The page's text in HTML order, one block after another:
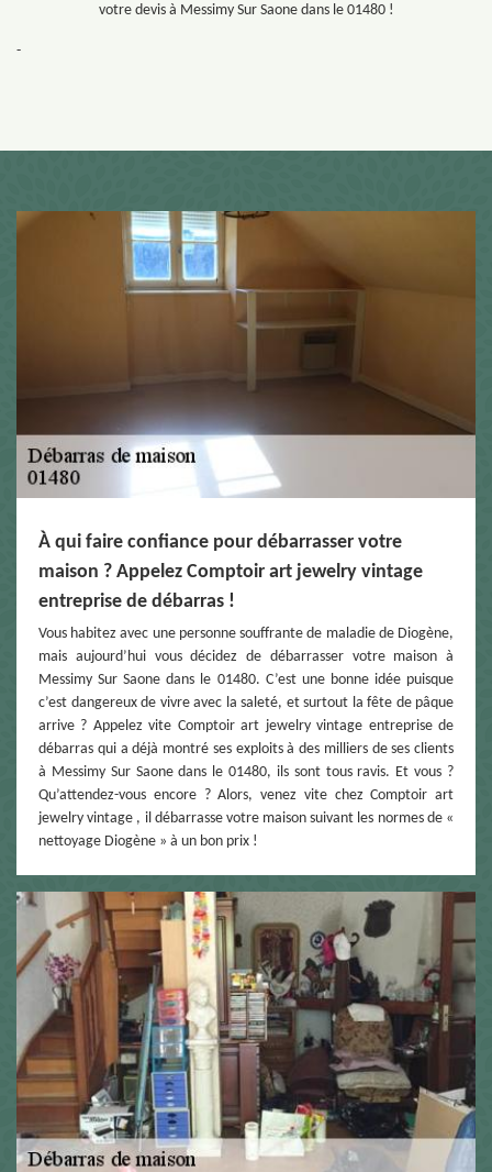
votre devis à Messimy Sur Saone dans le 01480 !
-
À qui faire confiance pour débarrasser votre
maison ? Appelez Comptoir art jewelry vintage
entreprise de débarras !
Vous habitez avec une personne souffrante de maladie de Diogène,
mais aujourd’hui vous décidez de débarrasser votre maison à
Messimy Sur Saone dans le 01480. C’est une bonne idée puisque
c’est dangereux de vivre avec la saleté, et surtout la fête de pâque
arrive ? Appelez vite Comptoir art jewelry vintage entreprise de
débarras qui a déjà montré ses exploits à des milliers de ses clients
à Messimy Sur Saone dans le 01480, ils sont tous ravis. Et vous ?
Qu’attendez-vous encore ? Alors, venez vite chez Comptoir art
jewelry vintage , il débarrasse votre maison suivant les normes de «
nettoyage Diogène » à un bon prix !